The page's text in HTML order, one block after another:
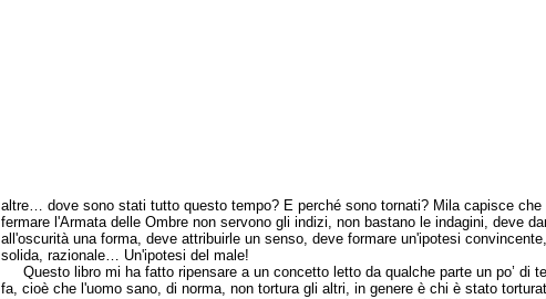
altre… dove sono stati tutto questo tempo? E perché sono tornati? Mila capisce che
fermare l'Armata delle Ombre non servono gli indizi, non bastano le indagini, deve
all'oscurità una forma, deve attribuirle un senso, deve formare un'ipotesi convincente,
solida, razionale… Un'ipotesi del male!
Questo libro mi ha fatto ripensare a un concetto letto da qualche parte un po’ di
fa, cioè che l'uomo sano, di norma, non tortura gli altri, in genere è chi è stato